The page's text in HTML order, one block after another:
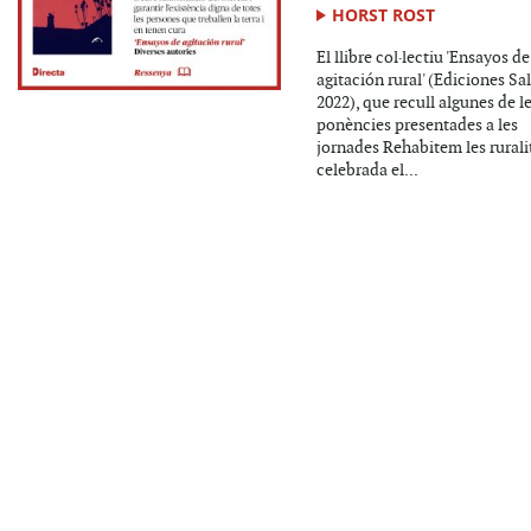
HORST ROST
El llibre col·lectiu 'Ensayos de
agitación rural' (Ediciones
2022), que recull algunes de
ponències presentades a les
jornades Rehabitem les
celebrada el...